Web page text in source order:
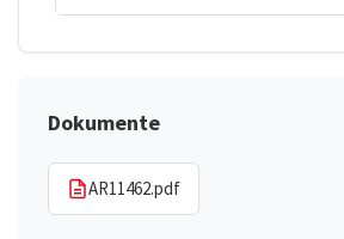
Dokumente
AR11462.pdf